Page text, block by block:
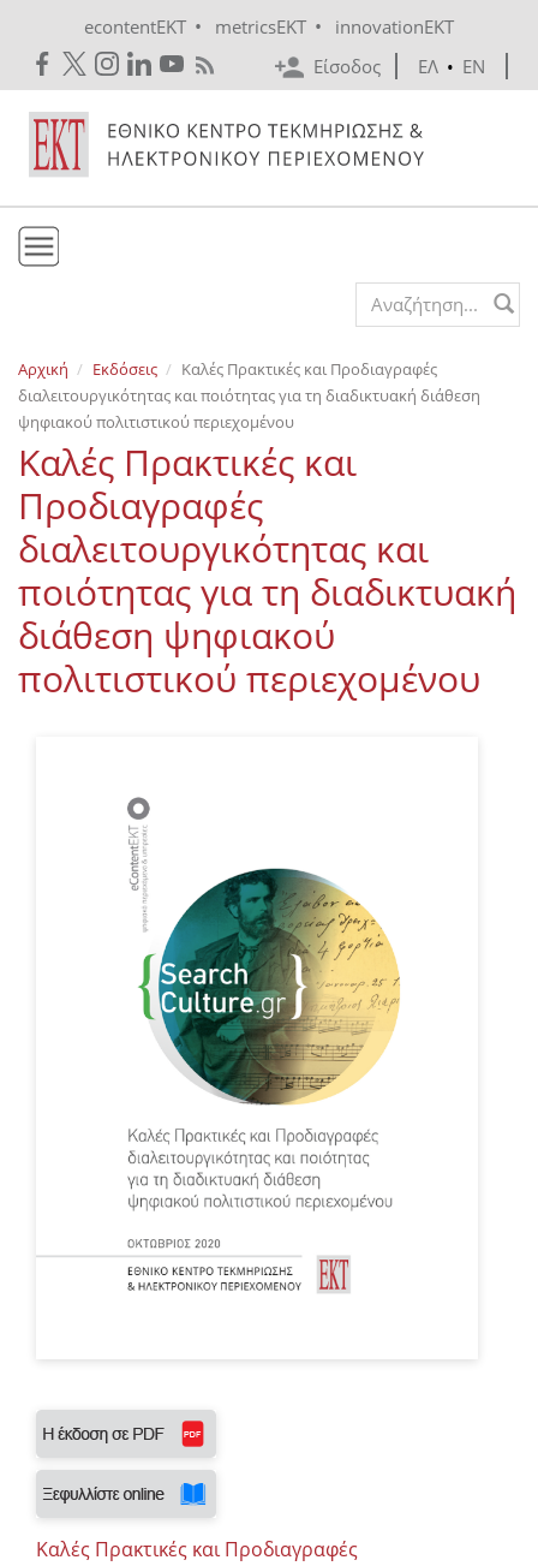
econtentEKT • metricsEKT •
innovationEKT
Είσοδος
ΕΛ • EN
Εκδόσεις
Ενημέρωση
Επικοινωνία
Search form
Αρχική Εκδόσεις
Καλές Πρακτικές και Προδιαγραφές
διαλειτουργικότητας και ποιότητας για τη διαδικτυακή διάθεση
ψηφιακού πολιτιστικού περιεχομένου
Καλές Πρακτικές και
Προδιαγραφές
διαλειτουργικότητας και
ποιότητας για τη διαδικτυακή
διάθεση ψηφιακού
πολιτιστικού περιεχομένου
Καλές Πρακτικές και Προδιαγραφές